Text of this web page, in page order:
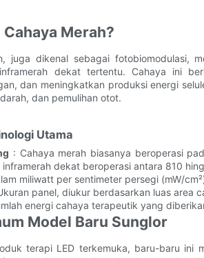
Merah?
juga dikenal sebagai fotobiomodulasi,
dekat tertentu. Cahaya ini
dan meningkatkan produksi energi
dan pemulihan otot.
Utama
: Cahaya merah biasanya beroperasi
dekat beroperasi antara 810
miliwatt per sentimeter persegi (mW/
panel, diukur berdasarkan luas area
energi cahaya terapeutik yang
Model Baru Sunglor
terapi LED terkemuka, baru-baru ini